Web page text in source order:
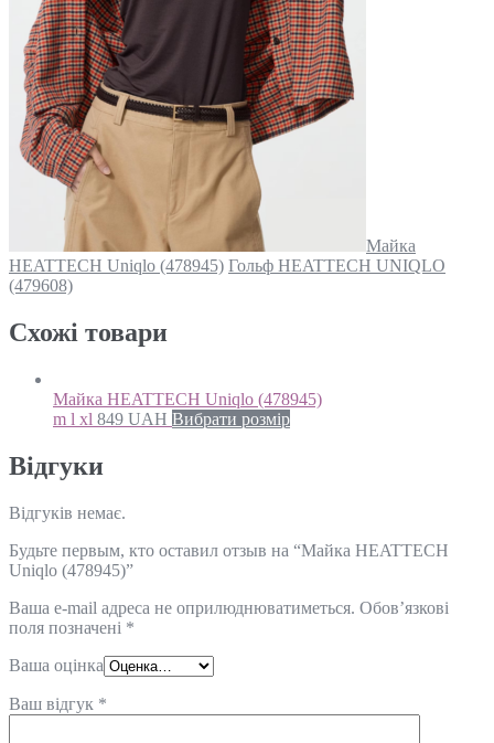
Майка
HEATTECH Uniqlo (478945) Гольф HEATTECH UNIQLO
(479608)
Схожi товари
Майка HEATTECH Uniqlo (478945)
m l xl 849 UAH Вибрати розмір
Відгуки
Відгуків немає.
Будьте первым, кто оставил отзыв на “Майка HEATTECH
Uniqlo (478945)”
Ваша e-mail адреса не оприлюднюватиметься. Обов’язкові
поля позначені *
Ваша оцінка
Ваш відгук *